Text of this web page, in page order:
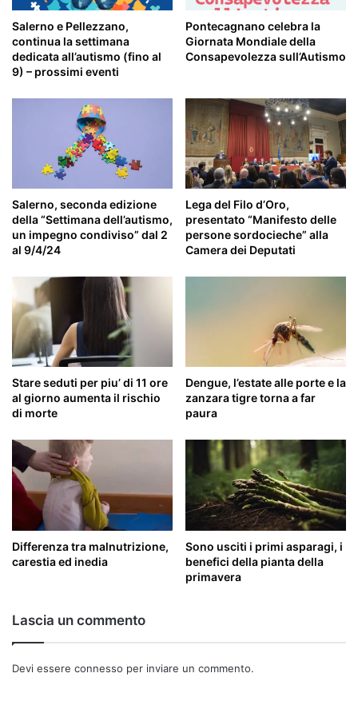
Salerno e Pellezzano,
continua la settimana
dedicata all’autismo (fino al
9) – prossimi eventi
Pontecagnano celebra la
Giornata Mondiale della
Consapevolezza sull’Autismo
Salerno, seconda edizione
della “Settimana dell’autismo,
un impegno condiviso” dal 2
al 9/4/24
Lega del Filo d’Oro,
presentato “Manifesto delle
persone sordocieche” alla
Camera dei Deputati
Stare seduti per piu’ di 11 ore
al giorno aumenta il rischio
di morte
Dengue, l’estate alle porte e la
zanzara tigre torna a far
paura
Differenza tra malnutrizione,
carestia ed inedia
Sono usciti i primi asparagi, i
benefici della pianta della
primavera
Lascia un commento
Devi essere connesso per inviare un commento.